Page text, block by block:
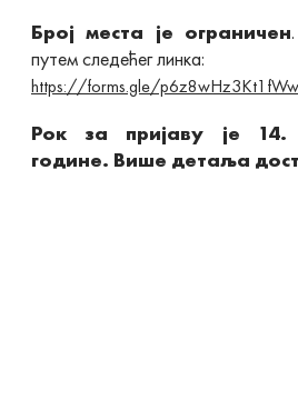
Број места је ограничен.
путем следећег линка:
https://forms.gle/
Рок за пријаву је
године. Више детаља